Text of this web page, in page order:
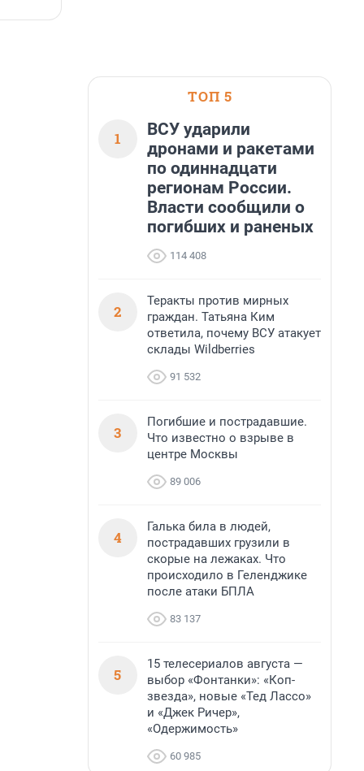
ТОП 5
1
ВСУ ударили
дронами и ракетами
по одиннадцати
регионам России.
Власти сообщили о
погибших и раненых
114 408
2
Теракты против мирных
граждан. Татьяна Ким
ответила, почему ВСУ атакует
склады Wildberries
91 532
3
Погибшие и пострадавшие.
Что известно о взрыве в
центре Москвы
89 006
4
Галька била в людей,
пострадавших грузили в
скорые на лежаках. Что
происходило в Геленджике
после атаки БПЛА
83 137
5
15 телесериалов августа —
выбор «Фонтанки»: «Коп-
звезда», новые «Тед Лассо»
и «Джек Ричер»,
«Одержимость»
60 985